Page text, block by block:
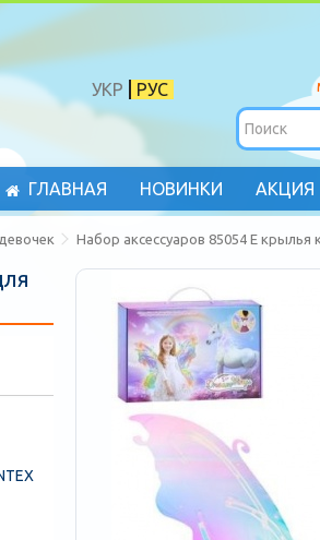
РУС
УКР
ГЛАВНАЯ НОВИНКИ АКЦИЯ
Набор аксессуаров 85054 E